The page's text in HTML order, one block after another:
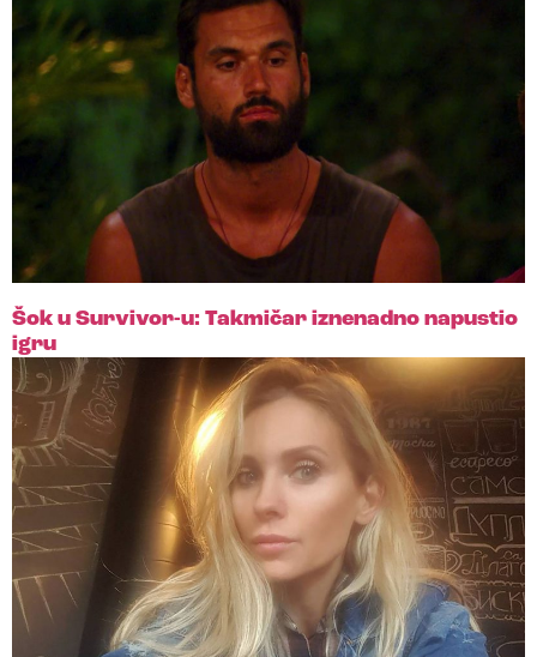
Šok u Survivor-u: Takmičar iznenadno napustio
igru